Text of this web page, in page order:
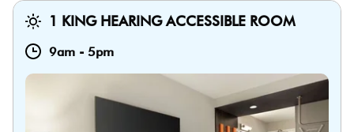
1 KING HEARING ACCESSIBLE ROOM
9am - 5pm